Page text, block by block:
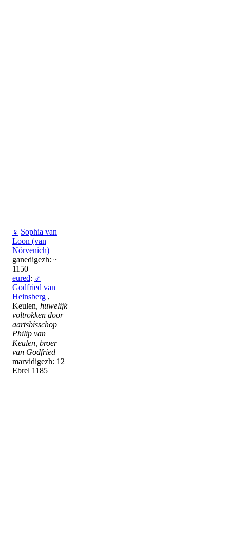
♀ Sophia van
Loon (van
Nörvenich)
ganedigezh: ~
1150
eured: ♂
Godfried van
Heinsberg ,
Keulen, huwelijk
voltrokken door
aartsbisschop
Philip van
Keulen, broer
van Godfried
marvidigezh: 12
Ebrel 1185